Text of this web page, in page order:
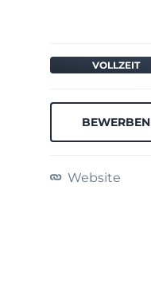
VOLLZEIT
BEWERBEN
Website